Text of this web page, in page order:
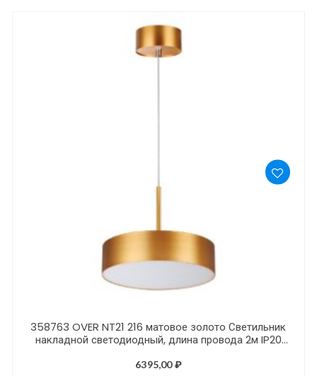
358763 OVER NT21 216 матовое золото Светильник
накладной светодиодный, длина провода 2м IP20
6395,00₽